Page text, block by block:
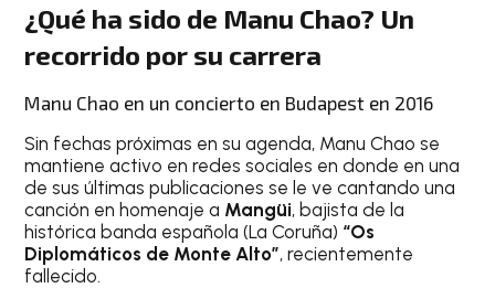
¿Qué ha sido de Manu Chao? Un
recorrido por su carrera
Manu Chao en un concierto en Budapest en 2016
Sin fechas próximas en su agenda, Manu Chao se
mantiene activo en redes sociales en donde en una
de sus últimas publicaciones se le ve cantando una
canción en homenaje a Mangüi, bajista de la
histórica banda española (La Coruña) “Os
Diplomáticos de Monte Alto”, recientemente
fallecido.